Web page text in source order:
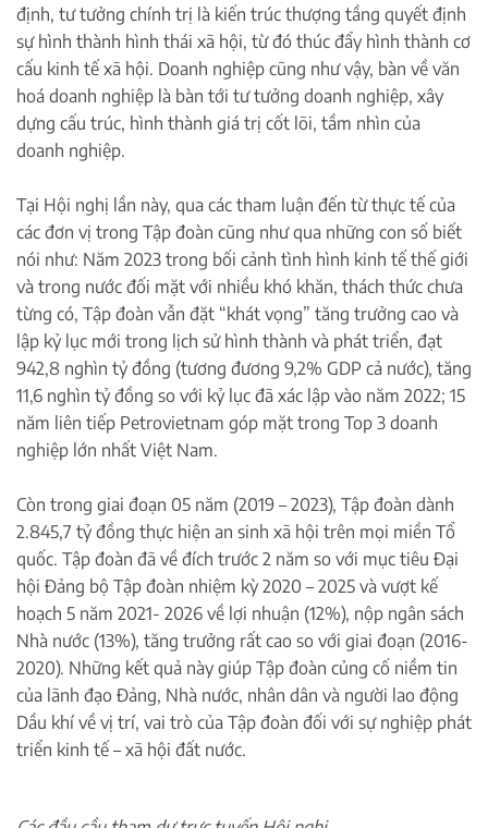
định, tư tưởng chính trị là kiến trúc thượng tầng quyết định
sự hình thành hình thái xã hội, từ đó thúc đẩy hình thành cơ
cấu kinh tế xã hội. Doanh nghiệp cũng như vậy, bàn về văn
hoá doanh nghiệp là bàn tới tư tưởng doanh nghiệp, xây
dựng cấu trúc, hình thành giá trị cốt lõi, tầm nhìn của
doanh nghiệp.
Tại Hội nghị lần này, qua các tham luận đến từ thực tế của
các đơn vị trong Tập đoàn cũng như qua những con số biết
nói như: Năm 2023 trong bối cảnh tình hình kinh tế thế giới
và trong nước đối mặt với nhiều khó khăn, thách thức chưa
từng có, Tập đoàn vẫn đặt “khát vọng” tăng trưởng cao và
lập kỷ lục mới trong lịch sử hình thành và phát triển, đạt
942,8 nghìn tỷ đồng (tương đương 9,2% GDP cả nước), tăng
11,6 nghìn tỷ đồng so với kỷ lục đã xác lập vào năm 2022; 15
năm liên tiếp Petrovietnam góp mặt trong Top 3 doanh
nghiệp lớn nhất Việt Nam.
Còn trong giai đoạn 05 năm (2019 – 2023), Tập đoàn dành
2.845,7 tỷ đồng thực hiện an sinh xã hội trên mọi miền Tổ
quốc. Tập đoàn đã về đích trước 2 năm so với mục tiêu Đại
hội Đảng bộ Tập đoàn nhiệm kỳ 2020 – 2025 và vượt kế
hoạch 5 năm 2021- 2026 về lợi nhuận (12%), nộp ngân sách
Nhà nước (13%), tăng trưởng rất cao so với giai đoạn (2016-
2020). Những kết quả này giúp Tập đoàn củng cố niềm tin
của lãnh đạo Đảng, Nhà nước, nhân dân và người lao động
Dầu khí về vị trí, vai trò của Tập đoàn đối với sự nghiệp phát
triển kinh tế – xã hội đất nước.